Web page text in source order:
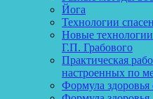
Йога
Технологии
Новые
Г.П. Грабового
Практическая
настроенных по
Формула